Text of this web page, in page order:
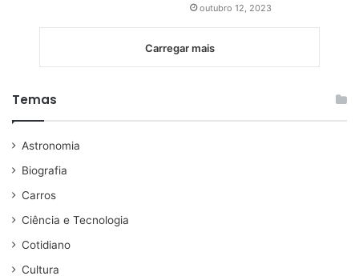
outubro 12, 2023
Carregar mais
Temas
Astronomia
Biografia
Carros
Ciência e Tecnologia
Cotidiano
Cultura